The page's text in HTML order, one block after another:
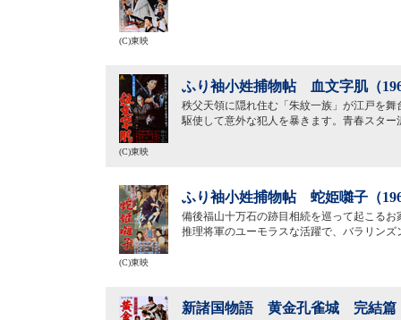
(C)東映
ふり袖小姓捕物帖 血文字肌（
秩父天領に隠れ住む「朱紋一族」が江戸を
駆使して意外な犯人を暴きます。青春スタ
(C)東映
ふり袖小姓捕物帖 蛇姫囃子（
備後福山十万石の跡目相続を巡って起こる
推理将軍のユーモラスな活躍で、バラリン
(C)東映
新諸国物語 黄金孔雀城 完結篇